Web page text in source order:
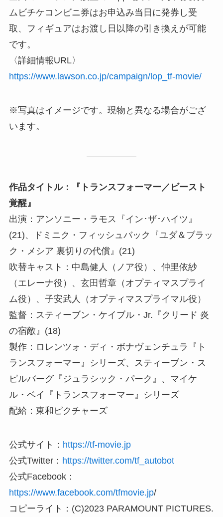
ムビチケコンビニ券はお申込み当日に発券し受
取、フィギュアはお渡し日以降の引き換えが可能
です。
〈詳細情報URL〉
https://www.lawson.co.jp/campaign/lop_tf-movie/
※写真はイメージです。現物と異なる場合がござ
います。
作品タイトル：『トランスフォーマー／ビースト
覚醒』
出演：アンソニー・ラモス『イン･ザ･ハイツ』
(21)、ドミニク・フィッシュバック『ユダ＆ブラッ
ク・メシア 裏切りの代償』(21)
吹替キャスト：中島健人（ノア役）、仲里依紗
（エレーナ役）、玄田哲章（オプティマスプライ
ム役）、子安武人（オプティマスプライマル役）
監督：スティーブン・ケイブル・Jr.『クリード 炎
の宿敵』(18)
製作：ロレンツォ・ディ・ボナヴェンチュラ『ト
ランスフォーマー』シリーズ、スティーブン・ス
ピルバーグ『ジュラシック・パーク』、マイケ
ル・ベイ『トランスフォーマー』シリーズ
配給：東和ピクチャーズ
公式サイト： https://tf-movie.jp
公式Twitter： https://twitter.com/tf_autobot
公式Facebook：
https://www.facebook.com/tfmovie.jp/
コピーライト：(C)2023 PARAMOUNT PICTURES.